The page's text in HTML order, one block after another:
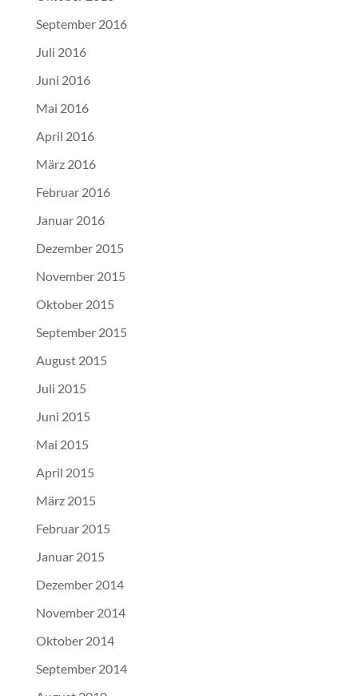
September 2016
Juli 2016
Juni 2016
Mai 2016
April 2016
März 2016
Februar 2016
Januar 2016
Dezember 2015
November 2015
Oktober 2015
September 2015
August 2015
Juli 2015
Juni 2015
Mai 2015
April 2015
März 2015
Februar 2015
Januar 2015
Dezember 2014
November 2014
Oktober 2014
September 2014